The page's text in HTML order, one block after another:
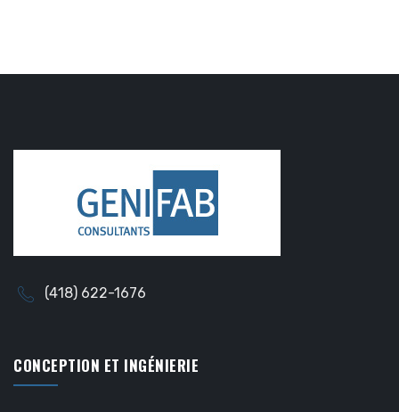
(418) 622-1676
CONCEPTION ET INGÉNIERIE